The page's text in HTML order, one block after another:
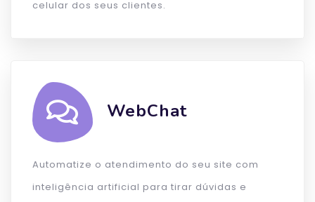
celular dos seus clientes.
WebChat
Automatize o atendimento do seu site com
inteligência artificial para tirar dúvidas e